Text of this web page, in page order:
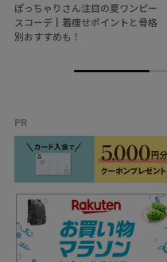
ぽっちゃりさん注目の夏ワンピー
スコーデ┃着痩せポイントと骨格
別おすすめも！
PR